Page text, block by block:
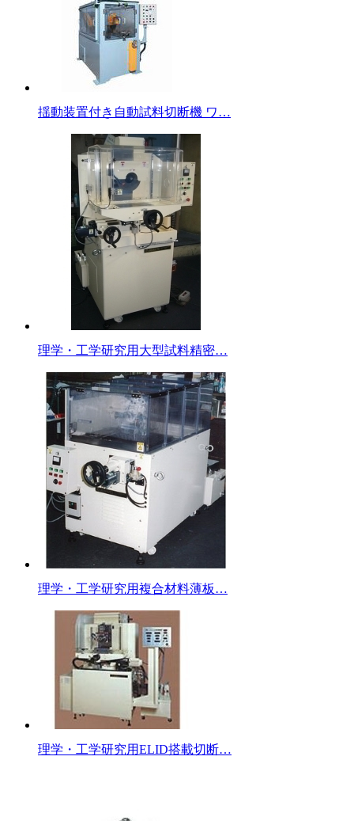
揺動装置付き自動試料切断機 ワ…
理学・工学研究用大型試料精密…
理学・工学研究用複合材料薄板…
理学・工学研究用ELID搭載切断…